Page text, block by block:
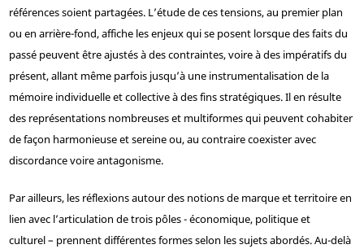
références soient partagées. L’étude de ces tensions, au premier plan
ou en arrière-fond, affiche les enjeux qui se posent lorsque des faits du
passé peuvent être ajustés à des contraintes, voire à des impératifs du
présent, allant même parfois jusqu’à une instrumentalisation de la
mémoire individuelle et collective à des fins stratégiques. Il en résulte
des représentations nombreuses et multiformes qui peuvent cohabiter
de façon harmonieuse et sereine ou, au contraire coexister avec
discordance voire antagonisme.
Par ailleurs, les réflexions autour des notions de marque et territoire en
lien avec l’articulation de trois pôles - économique, politique et
culturel – prennent différentes formes selon les sujets abordés. Au-delà